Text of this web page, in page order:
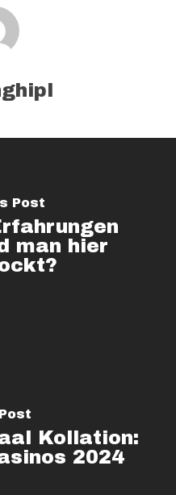
Post
man hier
Kollation:
2024